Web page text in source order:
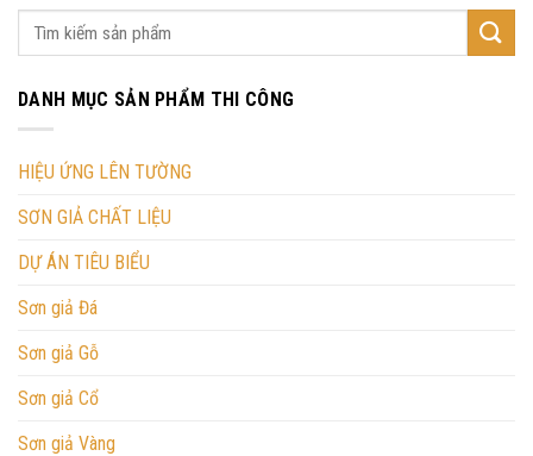
DANH MỤC SẢN PHẨM THI CÔNG
HIỆU ỨNG LÊN TƯỜNG
SƠN GIẢ CHẤT LIỆU
DỰ ÁN TIÊU BIỂU
Sơn giả Đá
Sơn giả Gỗ
Sơn giả Cổ
Sơn giả Vàng